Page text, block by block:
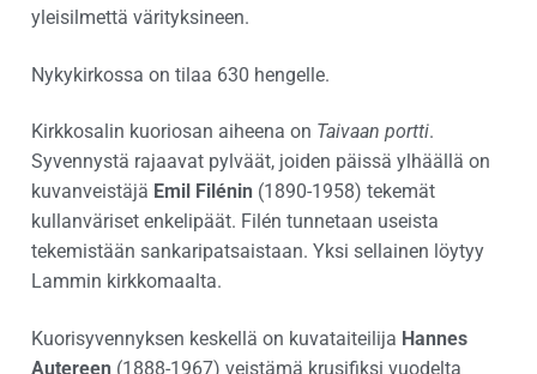
yleisilmettä värityksineen.
Nykykirkossa on tilaa 630 hengelle.
Kirkkosalin kuoriosan aiheena on Taivaan portti.
Syvennystä rajaavat pylväät, joiden päissä ylhäällä on
kuvanveistäjä Emil Filénin (1890-1958) tekemät
kullanväriset enkelipäät. Filén tunnetaan useista
tekemistään sankaripatsaistaan. Yksi sellainen löytyy
Lammin kirkkomaalta.
Kuorisyvennyksen keskellä on kuvataiteilija Hannes
Autereen (1888-1967) veistämä krusifiksi vuodelta